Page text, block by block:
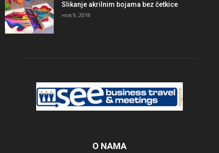
Slikanje akrilnim bojama bez četkice
нов 9, 2018
O NAMA